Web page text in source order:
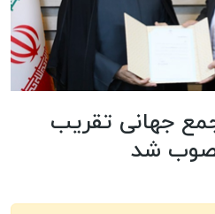
جهانی تقریب
شد